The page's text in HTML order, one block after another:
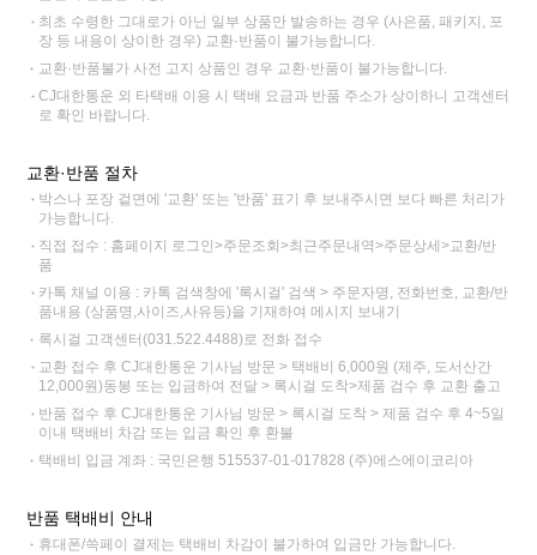
최초 수령한 그대로가 아닌 일부 상품만 발송하는 경우 (사은품, 패키지, 포
장 등 내용이 상이한 경우) 교환·반품이 불가능합니다.
교환·반품불가 사전 고지 상품인 경우 교환·반품이 불가능합니다.
CJ대한통운 외 타택배 이용 시 택배 요금과 반품 주소가 상이하니 고객센터
로 확인 바랍니다.
교환·반품 절차
박스나 포장 겉면에 '교환' 또는 '반품' 표기 후 보내주시면 보다 빠른 처리가
가능합니다.
직접 접수 : 홈페이지 로그인>주문조회>최근주문내역>주문상세>교환/반
품
카톡 채널 이용 : 카톡 검색창에 '록시걸' 검색 > 주문자명, 전화번호, 교환/반
품내용 (상품명,사이즈,사유등)을 기재하여 메시지 보내기
록시걸 고객센터(031.522.4488)로 전화 접수
교환 접수 후 CJ대한통운 기사님 방문 > 택배비 6,000원 (제주, 도서산간
12,000원)동봉 또는 입금하여 전달 > 록시걸 도착>제품 검수 후 교환 출고
반품 접수 후 CJ대한통운 기사님 방문 > 록시걸 도착 > 제품 검수 후 4~5일
이내 택배비 차감 또는 입금 확인 후 환불
택배비 입금 계좌 : 국민은행 515537-01-017828 (주)에스에이코리아
반품 택배비 안내
휴대폰/쓱페이 결제는 택배비 차감이 불가하여 입금만 가능합니다.